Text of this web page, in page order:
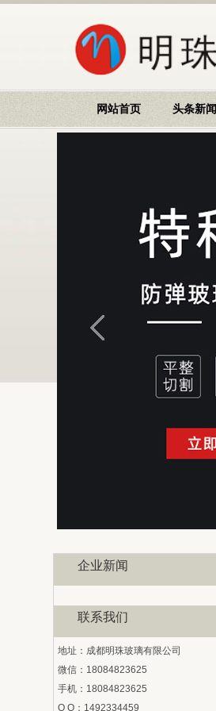
网站首页 头条新闻
企业新闻
联系我们
地址：成都明珠玻璃有限公司
微信：18084823625
手机：18084823625
Q Q：1492334459